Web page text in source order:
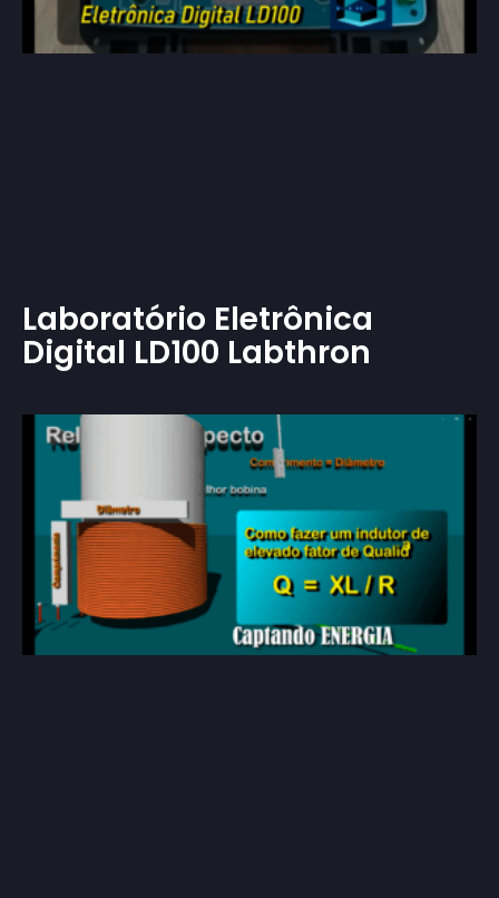
Laboratório Eletrônica
Digital LD100 Labthron